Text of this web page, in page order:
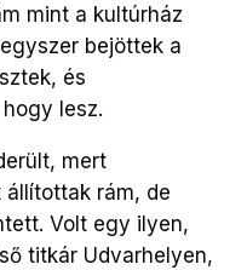
mint a kultúrház
bejöttek a
és
lesz.
mert
rám, de
Volt egy ilyen,
titkár Udvarhelyen,